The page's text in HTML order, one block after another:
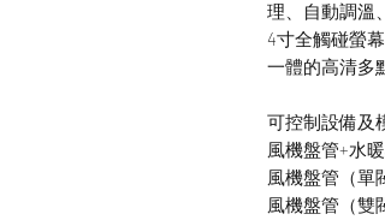
理、自動調溫
4寸全觸碰螢
一體的高清多
可控制設備及
風機盤管+水
風機盤管（單
風機盤管（雙